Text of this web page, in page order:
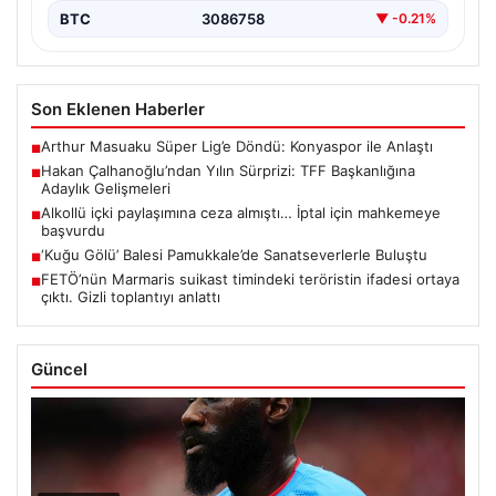
BTC 3086758 ▼ -0.21%
Son Eklenen Haberler
■Arthur Masuaku Süper Lig’e Döndü: Konyaspor ile Anlaştı
■Hakan Çalhanoğlu’ndan Yılın Sürprizi: TFF Başkanlığına
Adaylık Gelişmeleri
■Alkollü içki paylaşımına ceza almıştı… İptal için mahkemeye
başvurdu
■‘Kuğu Gölü’ Balesi Pamukkale’de Sanatseverlerle Buluştu
■FETÖ’nün Marmaris suikast timindeki teröristin ifadesi ortaya
çıktı. Gizli toplantıyı anlattı
Güncel